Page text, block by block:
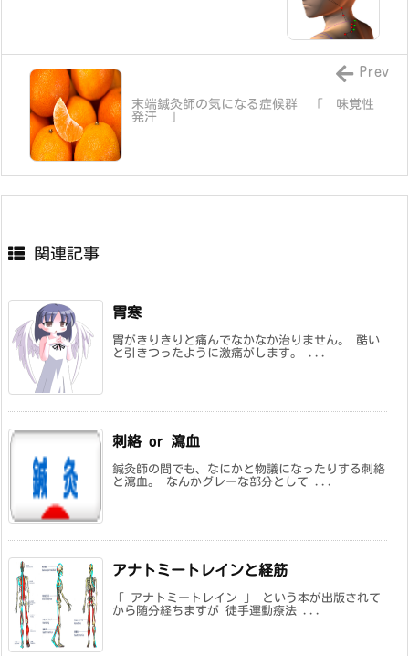
末端鍼灸師の気になる症候群 「 味覚性
発汗 」
Prev
関連記事
胃寒
胃がきりきりと痛んでなかなか治りません。 酷い
と引きつったように激痛がします。 ...
刺絡 or 瀉血
鍼灸師の間でも、なにかと物議になったりする刺絡
と瀉血。 なんかグレーな部分として ...
アナトミートレインと経筋
「 アナトミートレイン 」 という本が出版されて
から随分経ちますが 徒手運動療法 ...